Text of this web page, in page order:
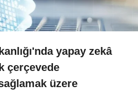
yapay zekâ
çerçevede
üzere